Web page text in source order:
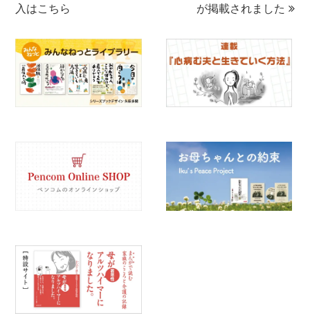
入はこちら
が掲載されました